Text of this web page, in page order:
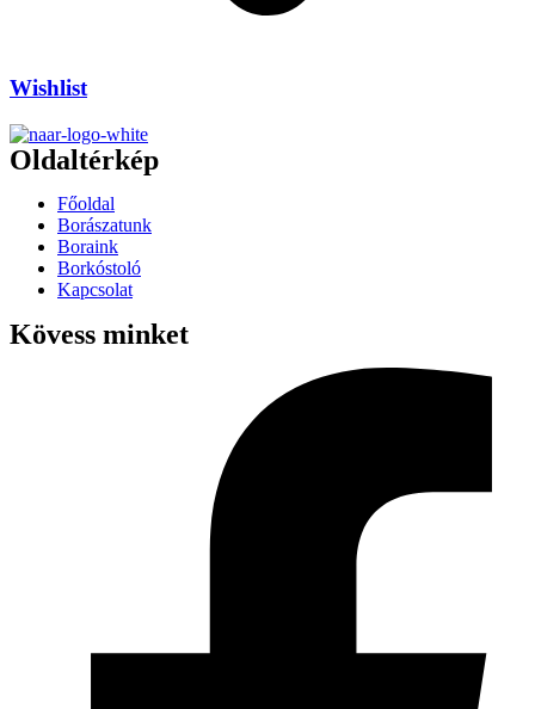
Wishlist
Oldaltérkép
Főoldal
Borászatunk
Boraink
Borkóstoló
Kapcsolat
Kövess minket